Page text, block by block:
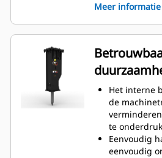
vermogen
productie
helpen
Dankzij de
een GC S
zoals
buurt van
geluid
Meer informatie
Het interne
de
te
Eenvoudig
eenvoudig